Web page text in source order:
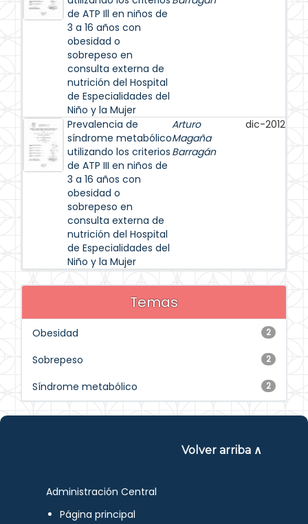
de ATP Ill en niños de
3 a 16 años con
obesidad o
sobrepeso en
consulta externa de
nutrición del Hospital
de Especialidades del
Niño y la Mujer
Prevalencia de
síndrome metabólico
utilizando los criterios
de ATP III en niños de
3 a 16 años con
obesidad o
sobrepeso en
consulta externa de
nutrición del Hospital
de Especialidades del
Niño y la Mujer
Arturo
Magaña
Barragán
dic-2012
Temas
2
Obesidad
2
Sobrepeso
2
Síndrome metabólico
Volver arriba ∧
Administración Central
Página principal